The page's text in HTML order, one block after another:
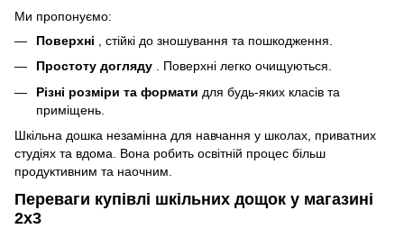
Ми пропонуємо:
Поверхні , стійкі до зношування та пошкодження.
Простоту догляду . Поверхні легко очищуються.
Різні розміри та формати для будь-яких класів та
приміщень.
Шкільна дошка незамінна для навчання у школах, приватних
студіях та вдома. Вона робить освітній процес більш
продуктивним та наочним.
Переваги купівлі шкільних дощок у магазині
2х3